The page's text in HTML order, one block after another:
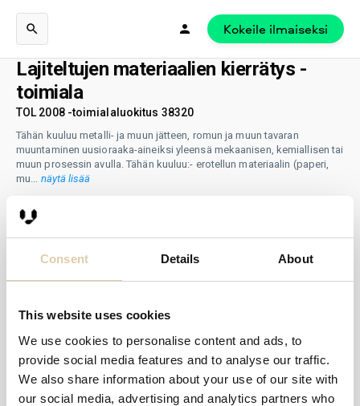
Consent Details About
This website uses cookies
We use cookies to personalise content and ads, to
provide social media features and to analyse our traffic.
We also share information about your use of our site with
our social media, advertising and analytics partners who
Kokeile ilmaiseksi
Lajiteltujen materiaalien kierrätys -
toimiala
TOL 2008 -toimialaluokitus 38320
Tähän kuuluu metalli- ja muun jätteen, romun ja muun tavaran
muuntaminen uusioraaka-aineiksi yleensä mekaanisen, kemiallisen tai
muun prosessin avulla. Tähän kuuluu:- erotellun materiaalin (paperi,
mu... näytä lisää